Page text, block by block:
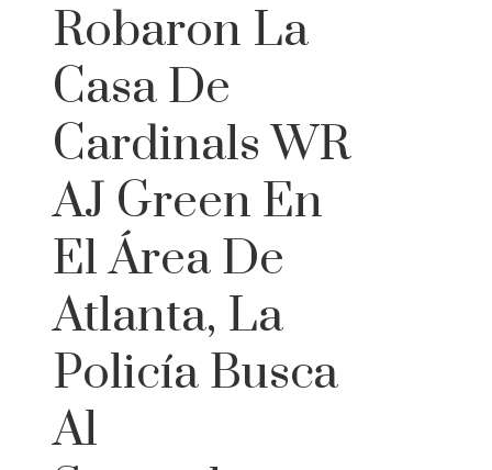
Robaron La
Casa De
Cardinals WR
AJ Green En
El Área De
Atlanta, La
Policía Busca
Al